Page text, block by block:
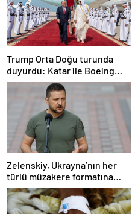
Trump Orta Doğu turunda
duyurdu: Katar ile Boeing
arasında 200 milyar dolarlık
Zelenskiy, Ukrayna’nın her
türlü müzakere formatına
hazır olduğunu duyurdu!